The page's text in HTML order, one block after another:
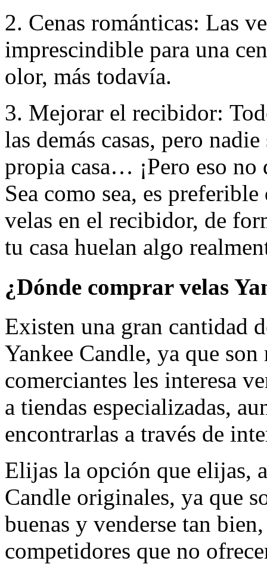
2. Cenas románticas: Las
imprescindible para una
olor, más todavía.
3. Mejorar el recibidor:
las demás casas, pero
propia casa… ¡Pero eso no
Sea como sea, es
velas en el recibidor, de
tu casa huelan algo
¿Dónde comprar velas
Existen una gran cantidad
Yankee Candle, ya que
comerciantes les interesa
a tiendas especializadas,
encontrarlas a través de
Elijas la opción que elijas,
Candle originales, ya que
buenas y venderse tan
competidores que no